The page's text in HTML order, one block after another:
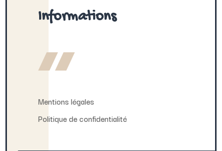
Informations
Mentions légales
Politique de confidentialité